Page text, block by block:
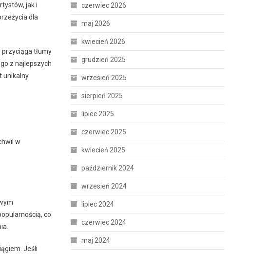
jak i
dla
tłumy
z najlepszych
w
co
Jeśli
czerwiec 2026
maj 2026
kwiecień 2026
grudzień 2025
wrzesień 2025
sierpień 2025
lipiec 2025
czerwiec 2025
kwiecień 2025
październik 2024
wrzesień 2024
lipiec 2024
czerwiec 2024
maj 2024